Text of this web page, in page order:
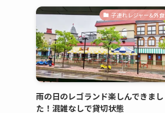
子連れレジャー&外食
雨の日のレゴランド楽しんできまし
た！混雑なしで貸切状態